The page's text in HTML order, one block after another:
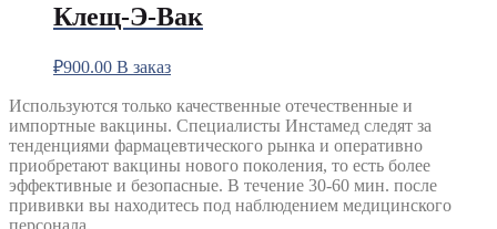
Клещ-Э-Вак
₽900.00 В заказ
Используются только качественные отечественные и
импортные вакцины. Специалисты Инстамед следят за
тенденциями фармацевтического рынка и оперативно
приобретают вакцины нового поколения, то есть более
эффективные и безопасные. В течение 30-60 мин. после
прививки вы находитесь под наблюдением медицинского
персонала.